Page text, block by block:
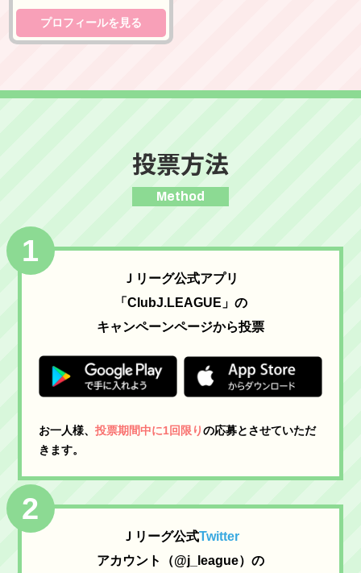
プロフィールを見る
投票方法
Method
1
Ｊリーグ公式アプリ
「ClubJ.LEAGUE」の
キャンペーンページから投票
お一人様、 投票期間中に1回限りの応募とさせていただ
きます。
2
Ｊリーグ公式Twitter
アカウント（@j_league）の